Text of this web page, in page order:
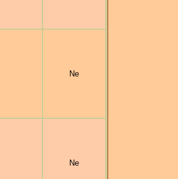
Ne
Ne